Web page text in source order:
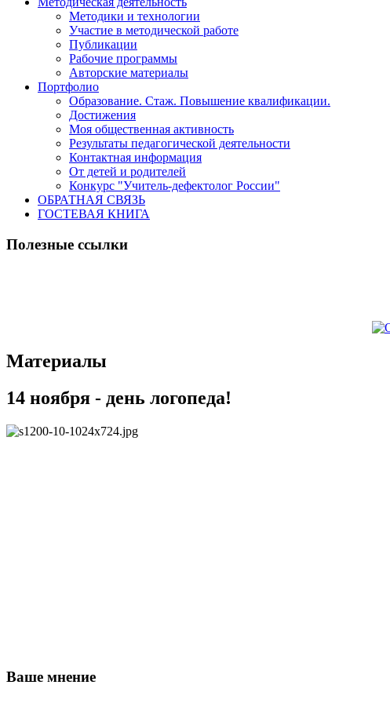
Методики и технологии
Участие в методической работе
Публикации
Рабочие программы
Авторские материалы
Портфолио
Образование. Стаж. Повышение квалификации.
Достижения
Моя общественная активность
Результаты педагогической деятельности
Контактная информация
От детей и родителей
Конкурс "Учитель-дефектолог России"
ОБРАТНАЯ СВЯЗЬ
ГОСТЕВАЯ КНИГА
Полезные ссылки
Материалы
14 ноября - день логопеда!
Ваше мнение